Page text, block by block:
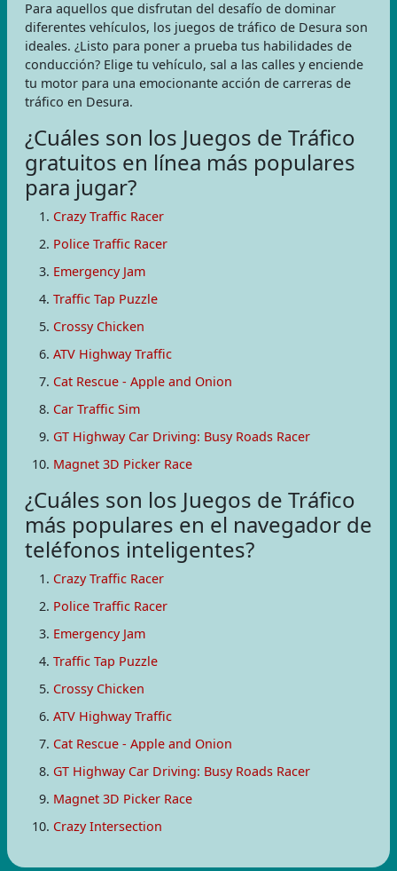
Para aquellos que disfrutan del desafío de dominar
diferentes vehículos, los juegos de tráfico de Desura son
ideales. ¿Listo para poner a prueba tus habilidades de
conducción? Elige tu vehículo, sal a las calles y enciende
tu motor para una emocionante acción de carreras de
tráfico en Desura.
¿Cuáles son los Juegos de Tráfico
gratuitos en línea más populares
para jugar?
Crazy Traffic Racer
Police Traffic Racer
Emergency Jam
Traffic Tap Puzzle
Crossy Chicken
ATV Highway Traffic
Cat Rescue - Apple and Onion
Car Traffic Sim
GT Highway Car Driving: Busy Roads Racer
Magnet 3D Picker Race
¿Cuáles son los Juegos de Tráfico
más populares en el navegador de
teléfonos inteligentes?
Crazy Traffic Racer
Police Traffic Racer
Emergency Jam
Traffic Tap Puzzle
Crossy Chicken
ATV Highway Traffic
Cat Rescue - Apple and Onion
GT Highway Car Driving: Busy Roads Racer
Magnet 3D Picker Race
Crazy Intersection